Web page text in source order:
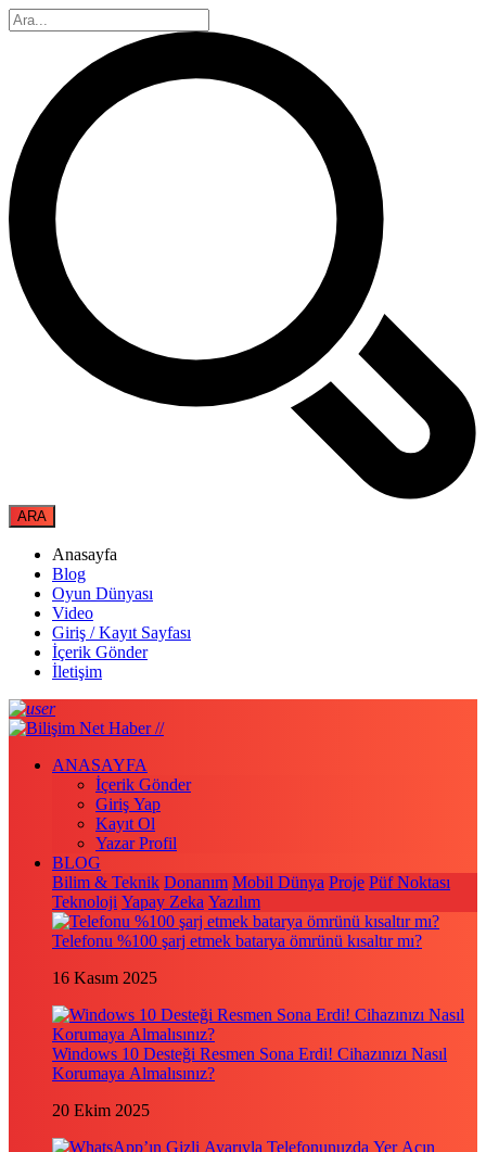
Anasayfa
Blog
Oyun Dünyası
Video
Giriş / Kayıt Sayfası
İçerik Gönder
İletişim
ANASAYFA
İçerik Gönder
Giriş Yap
Kayıt Ol
Yazar Profil
BLOG
Bilim & Teknik Donanım Mobil Dünya Proje Püf Noktası
Teknoloji Yapay Zeka Yazılım
Telefonu %100 şarj etmek batarya ömrünü kısaltır mı?
16 Kasım 2025
Windows 10 Desteği Resmen Sona Erdi! Cihazınızı Nasıl
Korumaya Almalısınız?
20 Ekim 2025